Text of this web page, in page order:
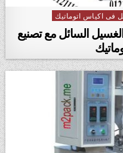
فى اكياس اتوماتيك
السائل مع تصنيع